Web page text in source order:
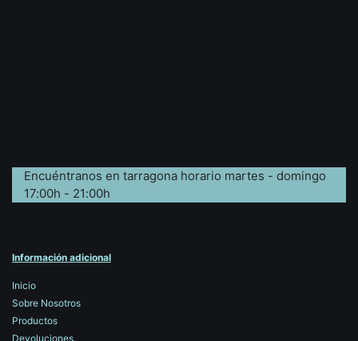
Encuéntranos en tarragona horario martes - domingo
17:00h - 21:00h
Información adicional
Inicio
Sobre Nosotros
Productos
Devoluciones